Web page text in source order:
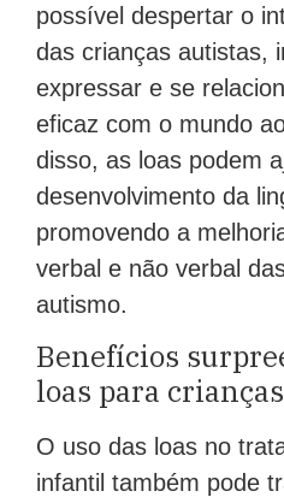
possível despertar o
das crianças autistas,
expressar e se
eficaz com o mundo
disso, as loas podem
desenvolvimento da
promovendo a
verbal e não verbal
autismo.
Benefícios
loas para
O uso das loas no
infantil também pode